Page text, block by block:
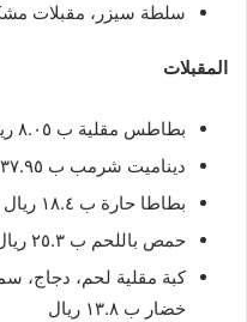
سلطة سيزر، مقبلات مشكلة ب
المقبلات
بطاطس مقلية ب ٨.٠٥ ريال
ديناميت شرمب ب ٣٧.٩٥ ريال
بطاطا حارة ب ١٨.٤ ريال
حمص باللحم ب ٢٥.٣ ريال
كبة مقلية لحم، دجاج،
خضار ب ١٣.٨ ريال